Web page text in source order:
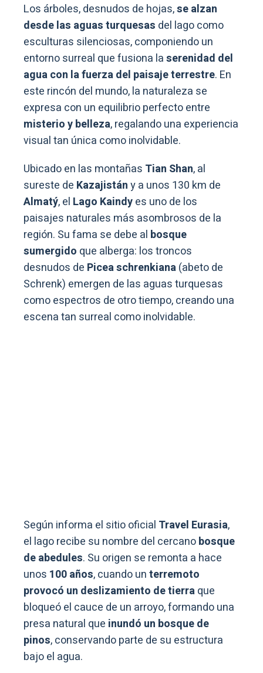
Los árboles, desnudos de hojas,se alzan
desde las aguas turquesas del lago como
esculturas silenciosas, componiendo un
entorno surreal que fusiona laserenidad del
agua con la fuerza del paisaje terrestre. En
este rincón del mundo, la naturaleza se
expresa con un equilibrio perfecto entre
misterio y belleza, regalando una experiencia
visual tan única como inolvidable.
Ubicado en las montañas Tian Shan, al
sureste de Kazajistány a unos 130 km de
Almatý, el Lago Kaindyes uno de los
paisajes naturales más asombrosos de la
región. Su fama se debe al bosque
sumergido que alberga: los troncos
desnudos de Picea schrenkiana(abeto de
Schrenk) emergen de las aguas turquesas
como espectros de otro tiempo, creando una
escena tan surreal como inolvidable.
Según informa el sitio oficial Travel Eurasia,
el lago recibe su nombre del cercanobosque
de abedules. Su origen se remonta a hace
unos 100 años, cuando unterremoto
provocó un deslizamiento de tierraque
bloqueó el cauce de un arroyo, formando una
presa natural que inundó un bosque de
pinos, conservando parte de su estructura
bajo el agua.